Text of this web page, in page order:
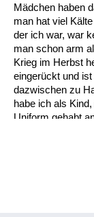
Mädchen haben
man hat viel
der ich war, war
man schon arm
Krieg im Herbst
eingerückt und
dazwischen zu
habe ich als
Uniform gehabt
meine Mutter ist
Fahrrad und der